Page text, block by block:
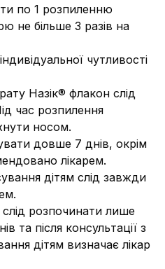
по 1 розпиленню
не більше 3 разів на
чутливості
Назік® флакон слід
час розпилення
носом.
довше 7 днів, окрім
лікарем.
дітям слід завжди
розпочинати лише
та після консультації з
дітям визначає лікар